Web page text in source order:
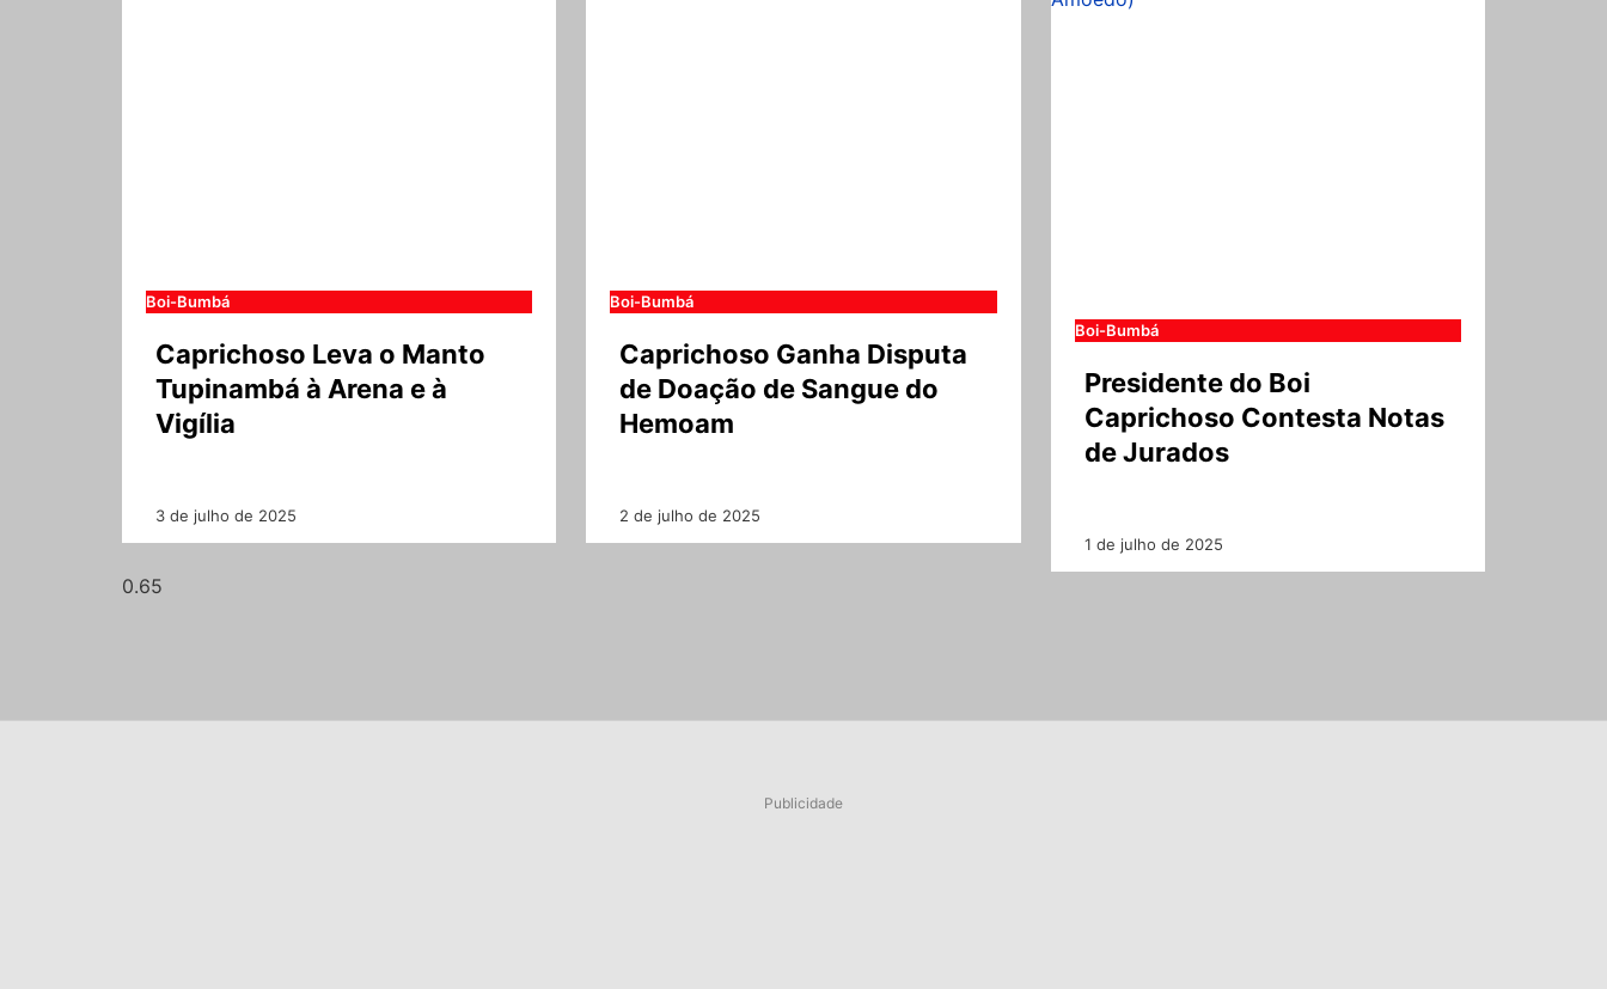
Boi-Bumbá
Caprichoso Leva o Manto
Tupinambá à Arena e à
Vigília
3 de julho de 2025
Boi-Bumbá
Caprichoso Ganha Disputa
de Doação de Sangue do
Hemoam
2 de julho de 2025
Boi-Bumbá
Presidente do Boi
Caprichoso Contesta Notas
de Jurados
1 de julho de 2025
Publicidade